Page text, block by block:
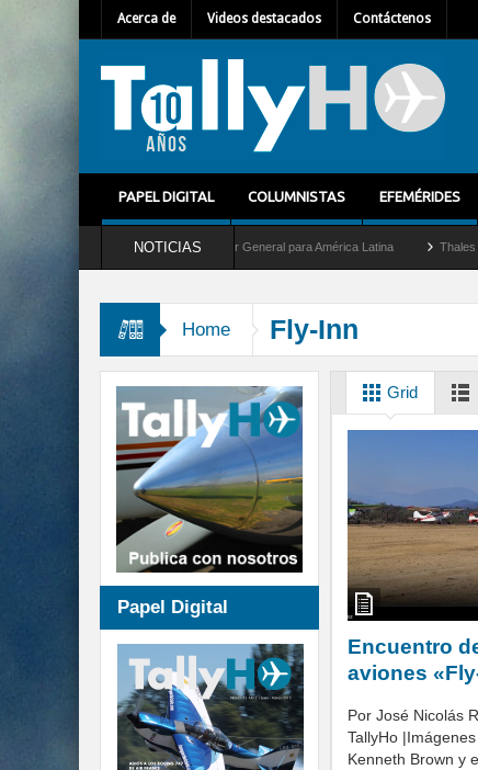
Acerca de Videos destacados Contáctenos
PAPEL DIGITAL COLUMNISTAS EFEMÉRIDES
NOTICIAS
Mallet como nuevo Director General para América Latina Thales
Home Fly-Inn
Grid
Encuentro
aviones
Por José Nicolás
TallyHo
Kenneth Brown y
Papel Digital